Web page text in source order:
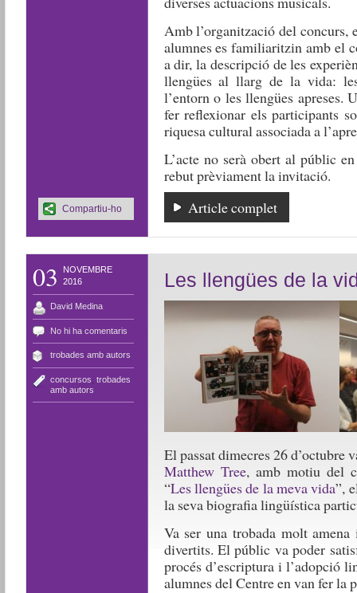
Amb l’organització del concurs,
alumnes es familiaritzin amb el
a dir, la descripció de les
llengües al llarg de la vida:
l’entorn o les llengües apreses.
fer reflexionar els participants
riquesa cultural associada a
L’acte no serà obert al públic
rebut prèviament la invitació.
Article complet
Compartiu-ho
03
NOVEMBRE
2016
David Medina
No hi ha comentaris
trobades amb autors
concursos trobades
amb autors
Les llengües de la
El passat dimecres 26 d’octubre
Matthew Tree, amb motiu del
“Les llengües de la meva vida”,
la seva biografia lingüística
Va ser una trobada molt
divertits. El públic va poder
procés d’escriptura i l’adopció
alumnes del Centre en van fer la